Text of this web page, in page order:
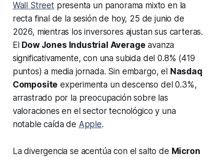
Wall Streetpresenta un panorama mixto en la
recta final de la sesión de hoy, 25 de junio de
2026, mientras los inversores ajustan sus carteras.
El Dow Jones Industrial Average avanza
significativamente, con una subida del 0.8% (419
puntos) a media jornada. Sin embargo, el
Nasdaq
Composite experimenta un descenso del 0.3%,
arrastrado por la preocupación sobre las
valoraciones en el sector tecnológico y una
notable caída de Apple.
La divergencia se acentúa con el salto de Micron